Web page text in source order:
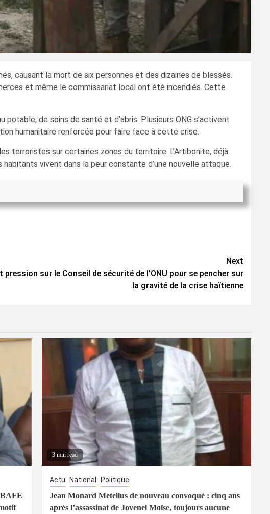
causant la mort de six personnes et des dizaines de blessés.
et même le commissariat local ont été incendiés. Cette
de soins de santé et d’abris. Plusieurs ONG s’activent
humanitaire renforcée pour faire face à cette crise.
terroristes sur certaines zones du territoire. L’Artibonite, déjà
vivent dans la peur constante d’une nouvelle attaque.
Next
sur le Conseil de sécurité de l’ONU pour se pencher sur
la gravité de la crise haïtienne
3 min read
Actu National Politique
Jean Monard Metellus de nouveau convoqué : cinq ans
après l’assassinat de Jovenel Moïse, toujours aucune